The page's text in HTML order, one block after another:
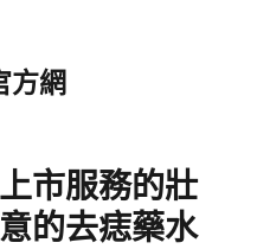
方網
市服務的壯
的去痣藥水